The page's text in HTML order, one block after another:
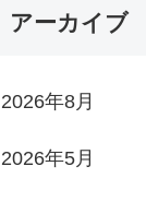
アーカイブ
2026年8月
2026年5月